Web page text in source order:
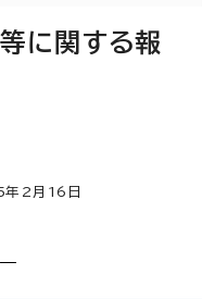
に関する報
年2月 16 日